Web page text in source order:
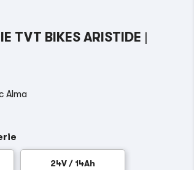
TVT BIKES ARISTIDE
Alma
24V / 14Ah